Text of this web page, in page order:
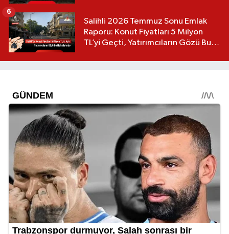
Salihli 2026 Temmuz Sonu Emlak
Raporu: Konut Fiyatları 5 Milyon
TL’yi Geçti, Yatırımcıların Gözü Bu
6